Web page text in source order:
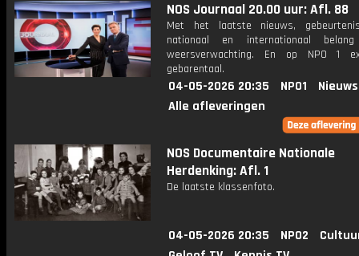
NOS Journaal 20.00 uur: Afl. 88
Met het laatste nieuws,
nationaal en internationaal
weersverwachting. En op NPO 1
gebarentaal.
04-05-2026 20:35 NPO1
Alle afleveringen
NOS Documentaire Nationale
Herdenking: Afl. 1
De laatste klassenfoto.
04-05-2026 20:35 NPO2